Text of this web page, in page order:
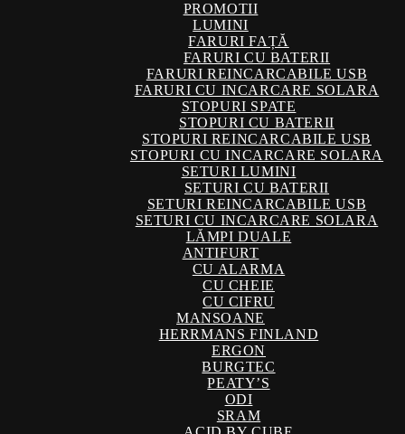
PROMOTII
LUMINI
FARURI FAȚĂ
FARURI CU BATERII
FARURI REINCARCABILE USB
FARURI CU INCARCARE SOLARA
STOPURI SPATE
STOPURI CU BATERII
STOPURI REINCARCABILE USB
STOPURI CU INCARCARE SOLARA
SETURI LUMINI
SETURI CU BATERII
SETURI REINCARCABILE USB
SETURI CU INCARCARE SOLARA
LĂMPI DUALE
ANTIFURT
CU ALARMA
CU CHEIE
CU CIFRU
MANSOANE
HERRMANS FINLAND
ERGON
BURGTEC
PEATY’S
ODI
SRAM